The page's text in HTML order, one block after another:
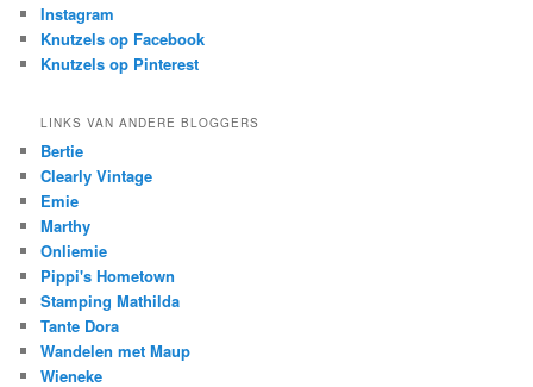
Instagram
Knutzels op Facebook
Knutzels op Pinterest
LINKS VAN ANDERE BLOGGERS
Bertie
Clearly Vintage
Emie
Marthy
Onliemie
Pippi's Hometown
Stamping Mathilda
Tante Dora
Wandelen met Maup
Wieneke